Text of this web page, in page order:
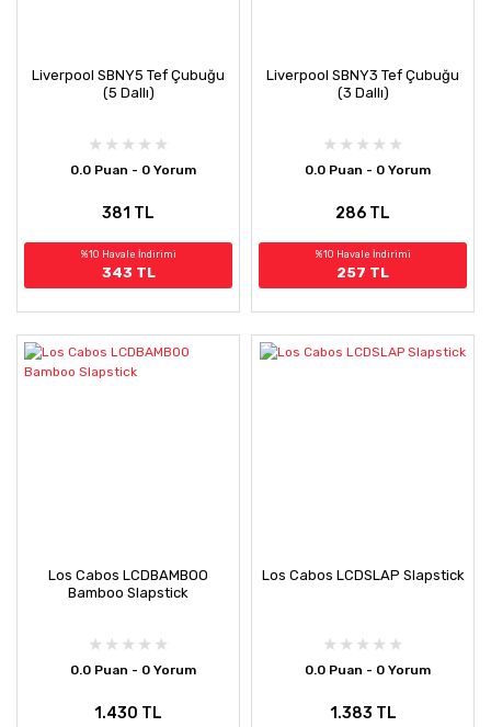
Liverpool SBNY5 Tef Çubuğu
(5 Dallı)
0.0 Puan - 0 Yorum
381 TL
%10 Havale İndirimi
343 TL
Liverpool SBNY3 Tef Çubuğu
(3 Dallı)
0.0 Puan - 0 Yorum
286 TL
%10 Havale İndirimi
257 TL
Los Cabos LCDBAMBOO
Bamboo Slapstick
0.0 Puan - 0 Yorum
1.430 TL
Los Cabos LCDSLAP Slapstick
0.0 Puan - 0 Yorum
1.383 TL